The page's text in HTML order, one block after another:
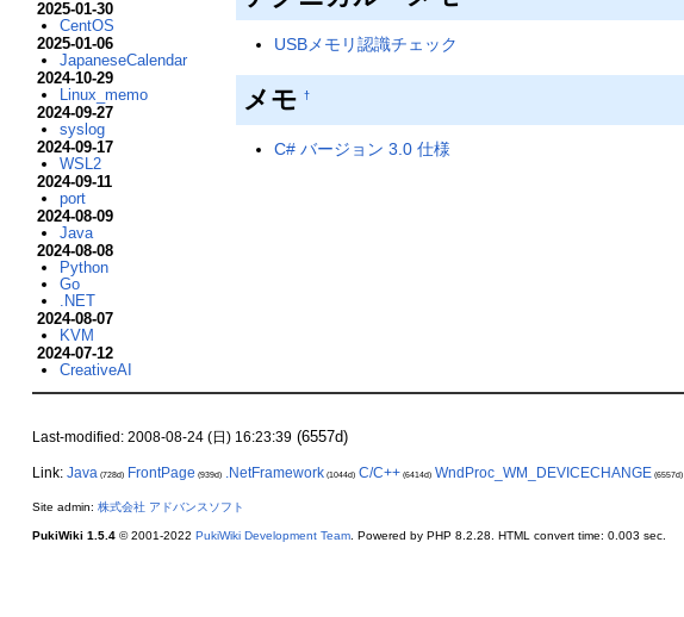
USBメモリ認識チェック
メモ †
C# バージョン 3.0 仕様
2025-01-30
CentOS
2025-01-06
JapaneseCalendar
2024-10-29
Linux_memo
2024-09-27
syslog
2024-09-17
WSL2
2024-09-11
port
2024-08-09
Java
2024-08-08
Python
Go
.NET
2024-08-07
KVM
2024-07-12
CreativeAI
Last-modified: 2008-08-24 (日) 16:23:39(6557d)
Link: Java (728d) FrontPage (939d) .NetFramework (1044d) C/C++(6414d) WndProc_WM_DEVICECHANGE (6557d)
Site admin: 株式会社 アドバンスソフト
PukiWiki 1.5.4© 2001-2022 PukiWiki Development Team. Powered by PHP 8.2.28. HTML convert time: 0.003 sec.